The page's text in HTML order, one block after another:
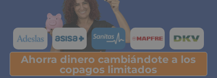
Ahorra dinero cambiándote a los
copagos limitados
Pulsa y descubre tu ahorro